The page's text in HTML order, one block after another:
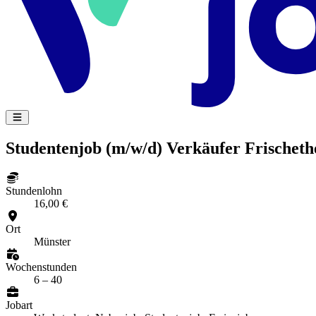
Studentenjob (m/w/d) Verkäufer
Stundenlohn
16,00 €
Ort
Münster
Wochenstunden
6 – 40
Jobart